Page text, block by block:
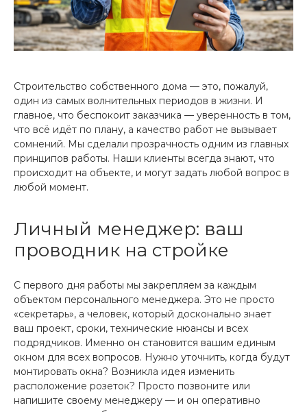
Строительство собственного дома — это, пожалуй,
один из самых волнительных периодов в жизни. И
главное, что беспокоит заказчика — уверенность в том,
что всё идёт по плану, а качество работ не вызывает
сомнений. Мы сделали прозрачность одним из главных
принципов работы. Наши клиенты всегда знают, что
происходит на объекте, и могут задать любой вопрос в
любой момент.
Личный менеджер: ваш
проводник на стройке
С первого дня работы мы закрепляем за каждым
объектом персонального менеджера. Это не просто
«секретарь», а человек, который досконально знает
ваш проект, сроки, технические нюансы и всех
подрядчиков. Именно он становится вашим единым
окном для всех вопросов. Нужно уточнить, когда будут
монтировать окна? Возникла идея изменить
расположение розеток? Просто позвоните или
напишите своему менеджеру — и он оперативно